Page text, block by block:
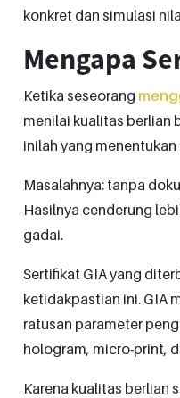
konkret dan simulasi
Mengapa
Ketika seseorang
menilai kualitas berlian
inilah yang
Masalahnya: tanpa
Hasilnya cenderung
gadai.
Sertifikat GIA yang
ketidakpastian ini. GIA
ratusan parameter
hologram, micro-print,
Karena kualitas berlian